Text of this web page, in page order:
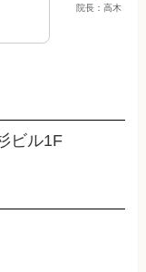
院長：高木
ビル1F